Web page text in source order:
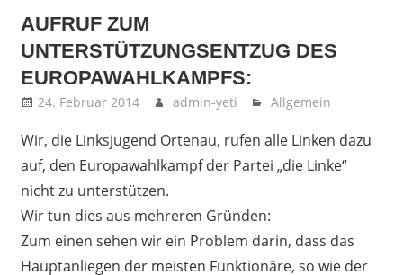
AUFRUF ZUM
UNTERSTÜTZUNGSENTZUG DES
EUROPAWAHLKAMPFS:
24. Februar 2014 admin-yeti Allgemein
Wir, die Linksjugend Ortenau, rufen alle Linken dazu
auf, den Europawahlkampf der Partei „die Linke“
nicht zu unterstützen.
Wir tun dies aus mehreren Gründen:
Zum einen sehen wir ein Problem darin, dass das
Hauptanliegen der meisten Funktionäre, so wie der